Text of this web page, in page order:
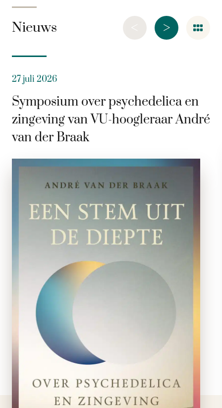
Nieuws >
<
27 juli 2026
Symposium over psychedelica en
zingeving van VU-hoogleraar André
van der Braak